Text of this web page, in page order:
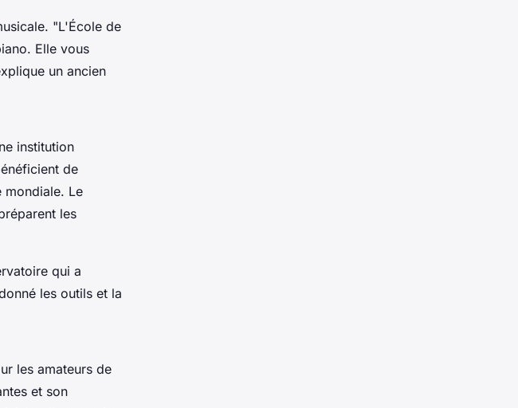
"L'École de
Elle vous
un ancien
institution
de
mondiale. Le
les
qui a
les outils et la
les amateurs de
et son